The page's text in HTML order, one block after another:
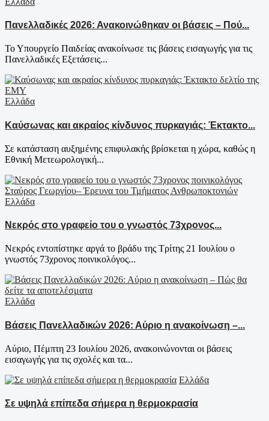
Πανελλαδικές 2026: Ανακοινώθηκαν οι βάσεις – Πού...
Το Υπουργείο Παιδείας ανακοίνωσε τις βάσεις εισαγωγής για τις
Πανελλαδικές Εξετάσεις...
Ελλάδα
Καύσωνας και ακραίος κίνδυνος πυρκαγιάς: Έκτακτο...
Σε κατάσταση αυξημένης επιφυλακής βρίσκεται η χώρα, καθώς η
Εθνική Μετεωρολογική...
Ελλάδα
Νεκρός στο γραφείο του ο γνωστός 73χρονος...
Νεκρός εντοπίστηκε αργά το βράδυ της Τρίτης 21 Ιουλίου ο
γνωστός 73χρονος ποινικολόγος...
Ελλάδα
Βάσεις Πανελλαδικών 2026: Αύριο η ανακοίνωση –...
Αύριο, Πέμπτη 23 Ιουλίου 2026, ανακοινώνονται οι βάσεις
εισαγωγής για τις σχολές και τα...
Ελλάδα
Σε υψηλά επίπεδα σήμερα η θερμοκρασία